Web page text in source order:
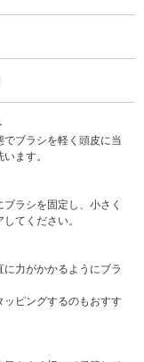
ブラシを軽く頭皮に当
ます。
ラシを固定し、小さく
てください。
力がかかるようにブラ
ッピングするのもおすす